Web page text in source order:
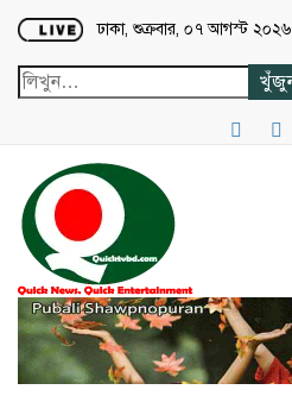
Loading...
ঢাকা, শুক্রবার, ০৭ আগস্ট ২০২৬